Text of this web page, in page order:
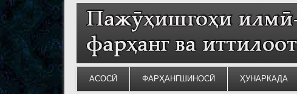
АСОСӢ ФАРҲАНГШИНОСӢ ҲУНАРКАДА